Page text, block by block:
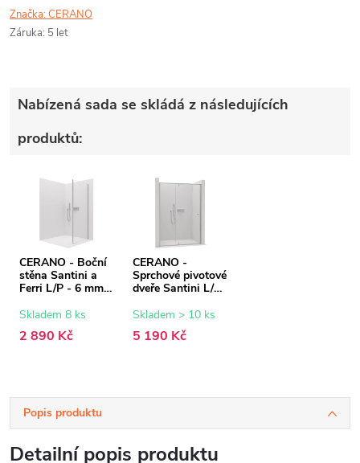
Značka:CERANO
Záruka: 5 let
Nabízená sada se skládá z následujících
produktů:
CERANO - Boční
stěna Santini a
Ferri L/P - 6 mm -
transparentní sklo
- 90x195 cm
Skladem 8 ks
2 890 Kč
CERANO -
Sprchové pivotové
dveře Santini L/P
transparentní sklo
- 120x195 cm
Skladem > 10 ks
5 190 Kč
Popis produktu
Detailní popis produktu